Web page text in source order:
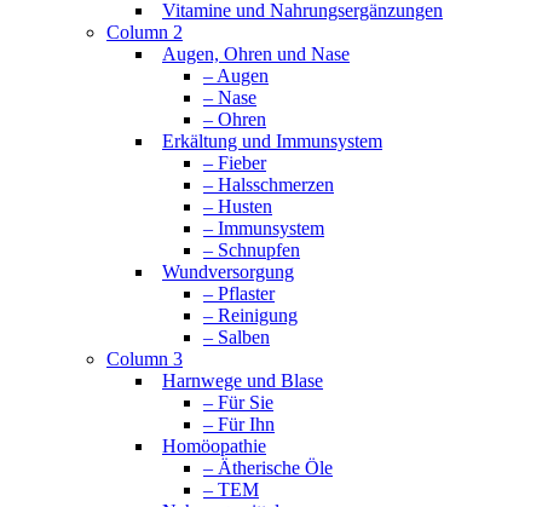
Vitamine und Nahrungsergänzungen
Column 2
Augen, Ohren und Nase
– Augen
– Nase
– Ohren
Erkältung und Immunsystem
– Fieber
– Halsschmerzen
– Husten
– Immunsystem
– Schnupfen
Wundversorgung
– Pflaster
– Reinigung
– Salben
Column 3
Harnwege und Blase
– Für Sie
– Für Ihn
Homöopathie
– Ätherische Öle
– TEM